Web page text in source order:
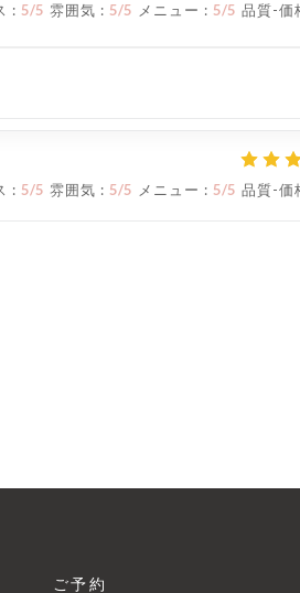
: 5/5 雰囲気 : 5/5 メニュー : 5/5 品質-価
: 5/5 雰囲気 : 5/5 メニュー : 5/5 品質-価
ご予約